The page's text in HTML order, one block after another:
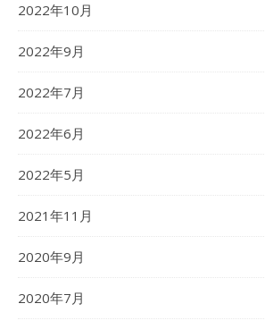
2022年10月
2022年9月
2022年7月
2022年6月
2022年5月
2021年11月
2020年9月
2020年7月